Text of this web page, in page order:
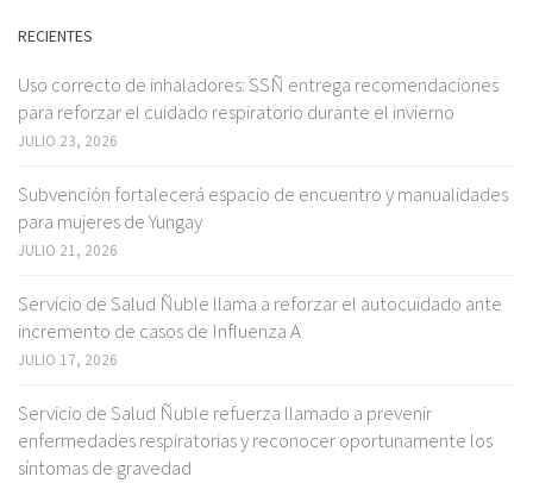
RECIENTES
Uso correcto de inhaladores: SSÑ entrega recomendaciones
para reforzar el cuidado respiratorio durante el invierno
JULIO 23, 2026
Subvención fortalecerá espacio de encuentro y manualidades
para mujeres de Yungay
JULIO 21, 2026
Servicio de Salud Ñuble llama a reforzar el autocuidado ante
incremento de casos de Influenza A
JULIO 17, 2026
Servicio de Salud Ñuble refuerza llamado a prevenir
enfermedades respiratorias y reconocer oportunamente los
síntomas de gravedad